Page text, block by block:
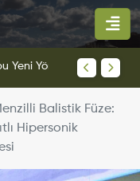
Balistik Füze:
Hipersonik